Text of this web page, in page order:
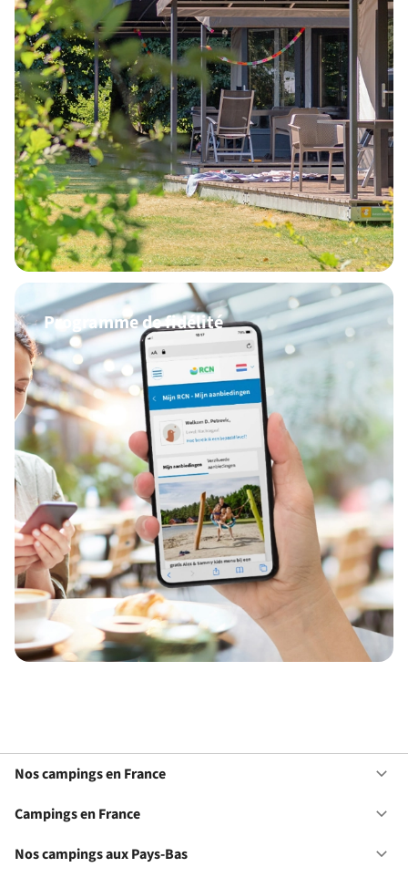
Programme de fidélité
Nos campings en France
Campings en France
Nos campings aux Pays-Bas